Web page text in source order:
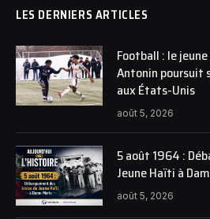
LES DERNIERS ARTICLES
Football : le
Antonin poursuit
aux États-Unis
août 5, 2026
5 août 1964 :
Jeune Haïti à
août 5, 2026